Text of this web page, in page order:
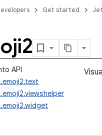
Get started
API